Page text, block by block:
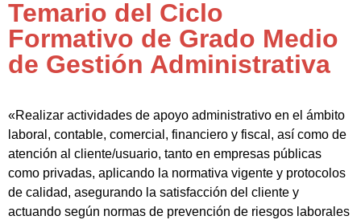
Temario del Ciclo
Formativo de Grado Medio
de Gestión Administrativa
«Realizar actividades de apoyo administrativo en el ámbito
laboral, contable, comercial, financiero y fiscal, así como de
atención al cliente/usuario, tanto en empresas públicas
como privadas, aplicando la normativa vigente y protocolos
de calidad, asegurando la satisfacción del cliente y
actuando según normas de prevención de riesgos laborales